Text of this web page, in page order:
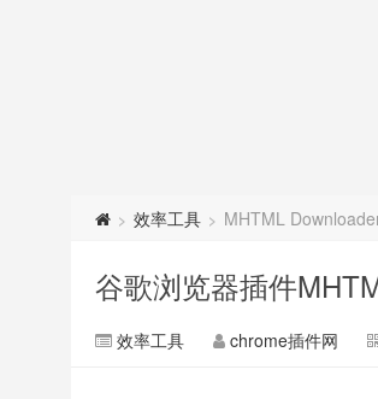
> 效率工具 > MHTML
谷歌浏览器插件
效率工具 chrome插件网